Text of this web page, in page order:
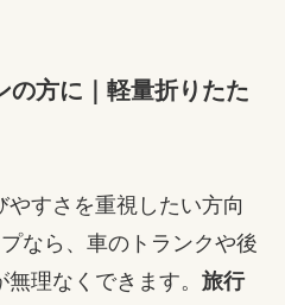
の方に｜軽量折りたた
やすさを重視したい方向
なら、車のトランクや後
理なくできます。 旅行